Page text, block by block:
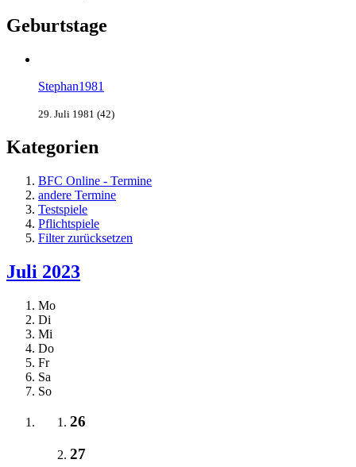
Geburtstage
Stephan1981
29. Juli 1981 (42)
Kategorien
BFC Online - Termine
andere Termine
Testspiele
Pflichtspiele
Filter zurücksetzen
Juli 2023
Mo
Di
Mi
Do
Fr
Sa
So
26
27